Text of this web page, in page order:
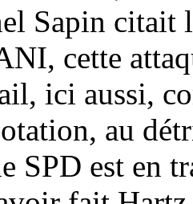
Sapin citait
cette
ici aussi,
au
SPD est en